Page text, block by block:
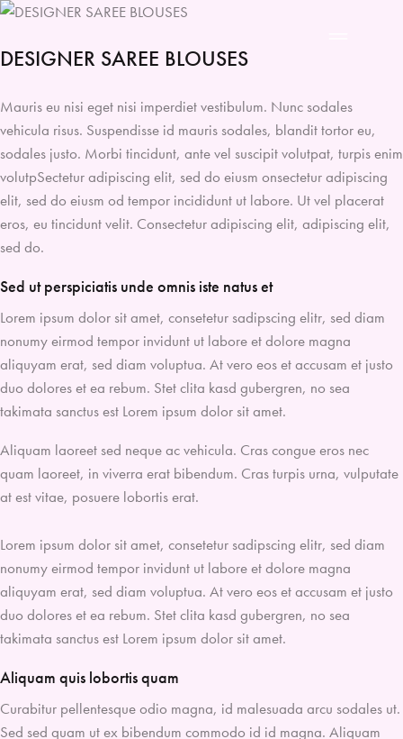
DESIGNER SAREE BLOUSES
Mauris eu nisi eget nisi imperdiet vestibulum. Nunc sodales
vehicula risus. Suspendisse id mauris sodales, blandit tortor eu,
sodales justo. Morbi tincidunt, ante vel suscipit volutpat, turpis enim
volutpSectetur adipiscing elit, sed do eiusm onsectetur adipiscing
elit, sed do eiusm od tempor incididunt ut labore. Ut vel placerat
eros, eu tincidunt velit. Consectetur adipiscing elit, adipiscing elit,
sed do.
Sed ut perspiciatis unde omnis iste natus et
Lorem ipsum dolor sit amet, consetetur sadipscing elitr, sed diam
nonumy eirmod tempor invidunt ut labore et dolore magna
aliquyam erat, sed diam voluptua. At vero eos et accusam et justo
duo dolores et ea rebum. Stet clita kasd gubergren, no sea
takimata sanctus est Lorem ipsum dolor sit amet.
Aliquam laoreet sed neque ac vehicula. Cras congue eros nec
quam laoreet, in viverra erat bibendum. Cras turpis urna, vulputate
at est vitae, posuere lobortis erat.
Lorem ipsum dolor sit amet, consetetur sadipscing elitr, sed diam
nonumy eirmod tempor invidunt ut labore et dolore magna
aliquyam erat, sed diam voluptua. At vero eos et accusam et justo
duo dolores et ea rebum. Stet clita kasd gubergren, no sea
takimata sanctus est Lorem ipsum dolor sit amet.
Aliquam quis lobortis quam
Curabitur pellentesque odio magna, id malesuada arcu sodales ut.
Sed sed quam ut ex bibendum commodo id id magna. Aliquam